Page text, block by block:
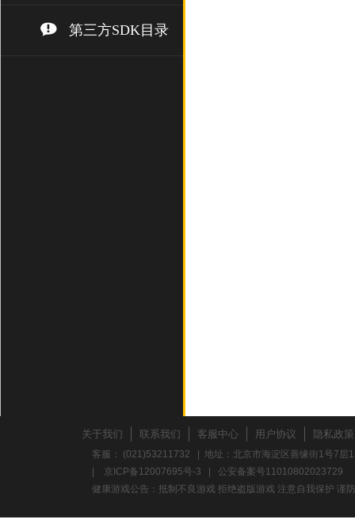
第三方SDK目录
关于我们 联系我们 客服中心 用户协议 隐私政策
客服： (021)53211732 | 地址：北京市海淀区善缘街1号7
京ICP备12007695号-3
公安备案号11010802023729
健康游戏公告：抵制不良游戏 拒绝盗版游戏 注意自我保护 谨